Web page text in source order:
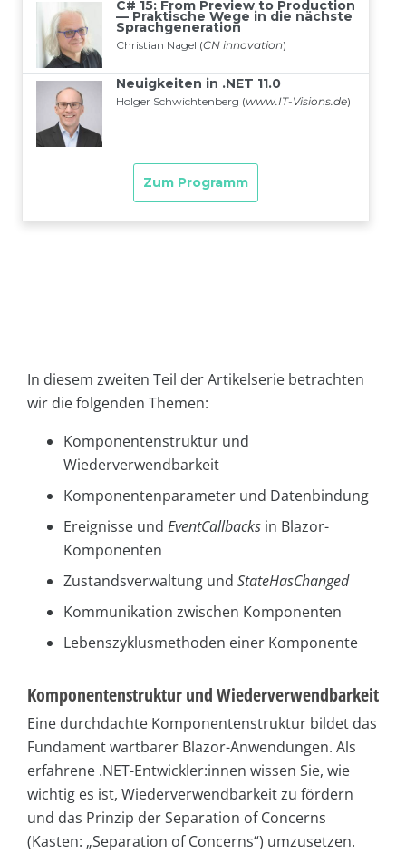
In diesem zweiten Teil der Artikelserie betrachten
wir die folgenden Themen:
Komponentenstruktur und
Wiederverwendbarkeit
Komponentenparameter und Datenbindung
Ereignisse und EventCallbacks in Blazor-
Komponenten
Zustandsverwaltung und StateHasChanged
Kommunikation zwischen Komponenten
Lebenszyklusmethoden einer Komponente
Komponentenstruktur und Wiederverwendbarkeit
Eine durchdachte Komponentenstruktur bildet das
Fundament wartbarer Blazor-Anwendungen. Als
erfahrene .NET-Entwickler:innen wissen Sie, wie
wichtig es ist, Wiederverwendbarkeit zu fördern
und das Prinzip der Separation of Concerns
(Kasten: „Separation of Concerns“) umzusetzen.